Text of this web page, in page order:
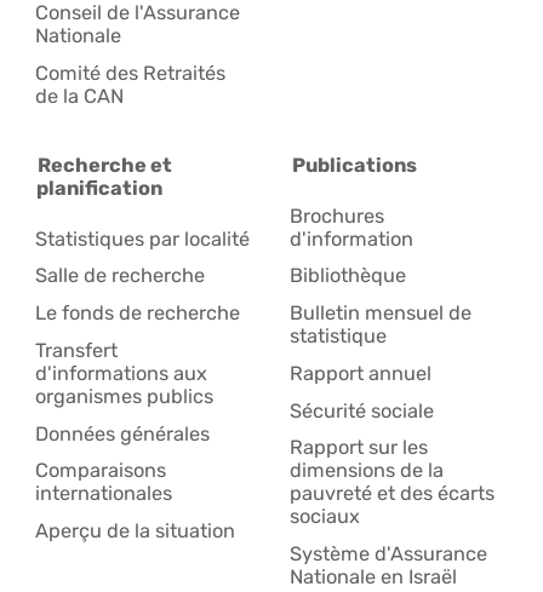
Conseil de l'Assurance
Nationale
Comité des Retraités
de la CAN
Recherche et
planification
Statistiques par localité
Salle de recherche
Le fonds de recherche
Transfert
d'informations aux
organismes publics
Données générales
Comparaisons
internationales
Aperçu de la situation
Publications
Brochures
d'information
Bibliothèque
Bulletin mensuel de
statistique
Rapport annuel
Sécurité sociale
Rapport sur les
dimensions de la
pauvreté et des écarts
sociaux
Système d'Assurance
Nationale en Israël